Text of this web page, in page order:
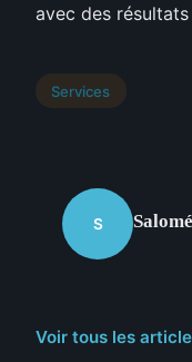
avec des
Services
S Salomé
Voir tous les